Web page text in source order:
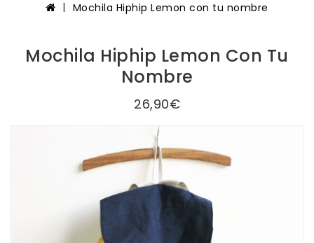
Mochila Hiphip Lemon con tu nombre
Mochila Hiphip Lemon Con Tu
Nombre
26,90€